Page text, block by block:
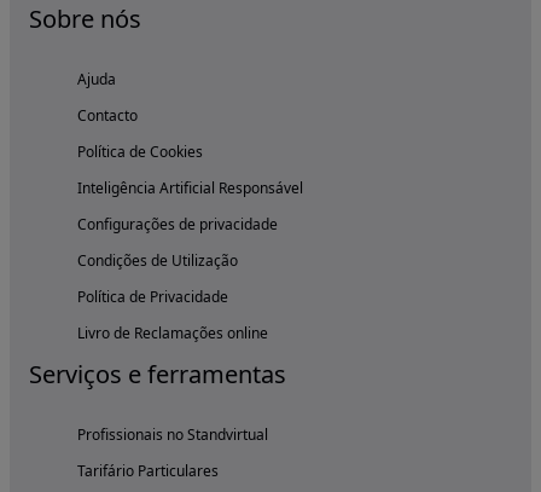
Sobre nós
Ajuda
Contacto
Política de Cookies
Inteligência Artificial Responsável
Configurações de privacidade
Condições de Utilização
Política de Privacidade
Livro de Reclamações online
Serviços e ferramentas
Profissionais no Standvirtual
Tarifário Particulares